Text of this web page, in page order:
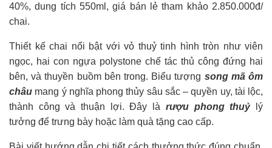
40%, dung tích 550ml, giá bán lẻ tham khảo 2.850.000đ/
chai.
Thiết kế chai nổi bật với vỏ thuỷ tinh hình tròn như viên
ngọc, hai con ngựa polystone chế tác thủ công đứng hai
bên, và thuyền buồm bên trong. Biểu tượng song mã ôm
châu mang ý nghĩa phong thủy sâu sắc – quyền uy, tài lộc,
thành công và thuận lợi. Đây là rượu phong thuỷlý
tưởng để trưng bày hoặc làm quà tặng cao cấp.